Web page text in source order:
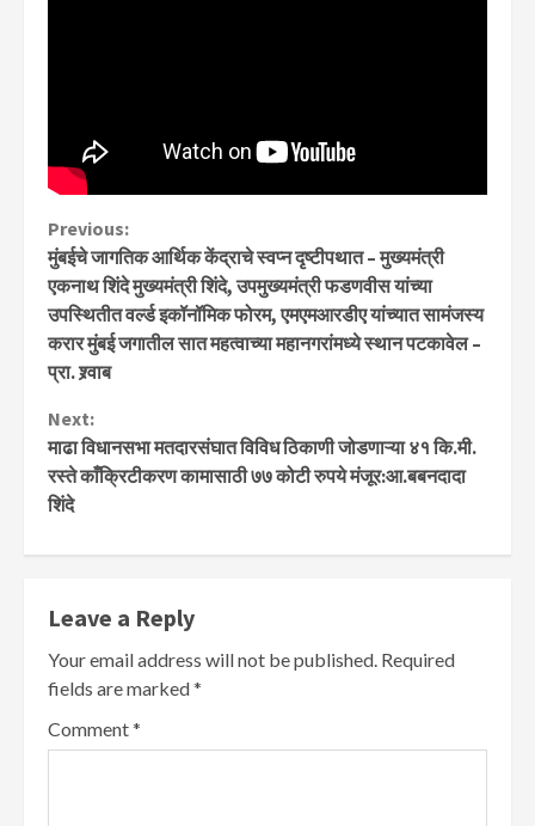
Continue
Reading
Previous:
मुंबईचे जागतिक आर्थिक केंद्राचे स्वप्न दृष्टीपथात – मुख्यमंत्री
एकनाथ शिंदे मुख्यमंत्री शिंदे, उपमुख्यमंत्री फडणवीस यांच्या
उपस्थितीत वर्ल्ड इकॉनॉमिक फोरम, एमएमआरडीए यांच्यात सामंजस्य
करार मुंबई जगातील सात महत्वाच्या महानगरांमध्ये स्थान पटकावेल –
प्रा. श्र्वाब
Next:
माढा विधानसभा मतदारसंघात विविध ठिकाणी जोडणाऱ्या ४१ कि.मी.
रस्ते काँक्रिटीकरण कामासाठी ७७ कोटी रुपये मंजूर:आ.बबनदादा
शिंदे
Leave a Reply
Your email address will not be published. Required
fields are marked*
Comment*